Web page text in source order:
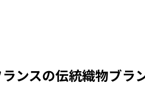
ンスの伝統織物ブラ